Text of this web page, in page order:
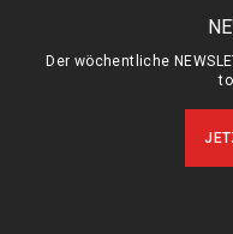
Der wöchentliche